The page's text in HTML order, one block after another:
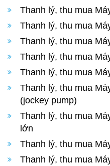
Thanh lý, thu mua
Thanh lý, thu mua
Thanh lý, thu mua
Thanh lý, thu mua
Thanh lý, thu mua
Thanh lý, thu mua
(jockey pump)
Thanh lý, thu mua
lớn
Thanh lý, thu mua
Thanh lý, thu mua